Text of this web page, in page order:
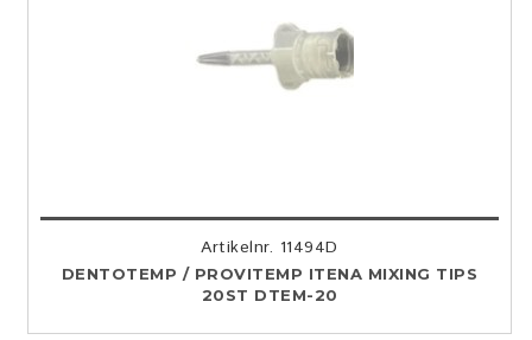
Artikelnr. 11494D
DENTOTEMP / PROVITEMP ITENA MIXING TIPS
20ST DTEM-20